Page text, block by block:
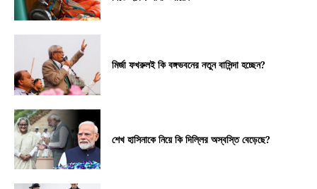
মির্জা ফখরুলই কি বঙ্গভবনের নতুন বাসিন্দা হচ্ছেন?
শেখ হাসিনাকে নিয়ে কি দিল্লির অস্বস্তি বেড়েছে?